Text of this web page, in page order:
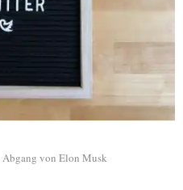
von Elon Musk